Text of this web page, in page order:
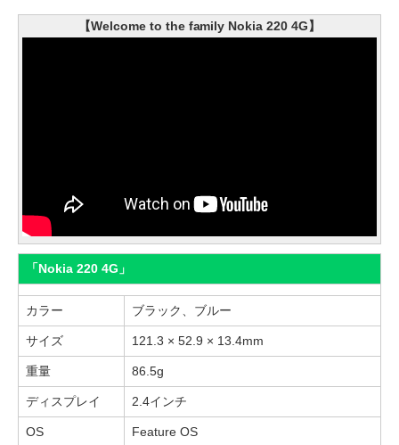
【Welcome to the family Nokia 220 4G】
「Nokia 220 4G」
カラー ブラック、ブルー
サイズ 121.3 × 52.9 × 13.4mm
重量 86.5g
ディスプレイ 2.4インチ
OS Feature OS